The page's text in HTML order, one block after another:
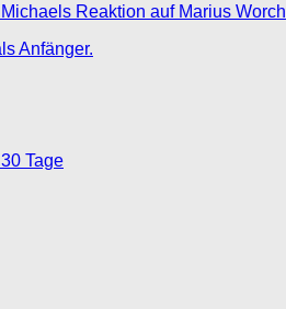
Reaktion auf Marius Worch
Anfänger.
Tage